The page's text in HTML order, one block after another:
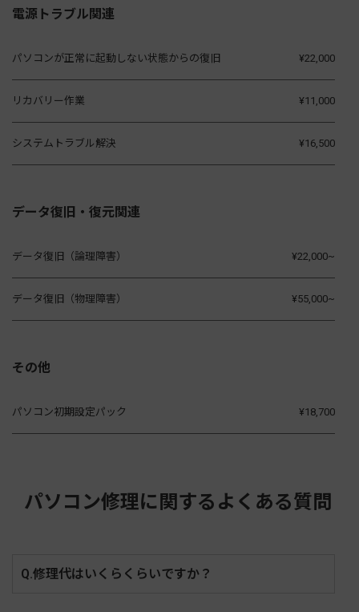
電源トラブル関連
パソコンが正常に起動しない状態からの復旧 ¥22,000
リカバリー作業 ¥11,000
システムトラブル解決 ¥16,500
データ復旧・復元関連
データ復旧（論理障害） ¥22,000~
データ復旧（物理障害） ¥55,000~
その他
パソコン初期設定パック ¥18,700
パソコン修理に関するよくある質問
Q.修理代はいくらくらいですか？